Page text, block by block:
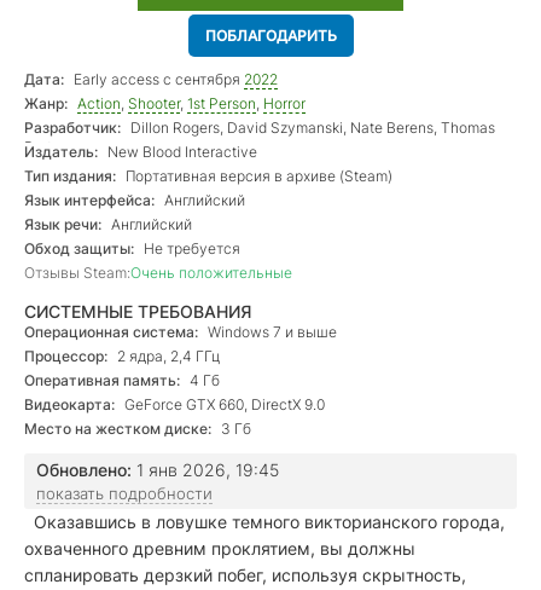
ПОБЛАГОДАРИТЬ
Дата: Early access с сентября 2022
Жанр: Action, Shooter, 1st Person, Horror
Разработчик: Dillon Rogers, David Szymanski, Nate Berens, Thomas
Porta
Издатель: New Blood Interactive
Тип издания: Портативная версия в архиве (Steam)
Язык интерфейса: Английский
Язык речи: Английский
Обход защиты: Не требуется
Отзывы Steam:Очень положительные
СИСТЕМНЫЕ ТРЕБОВАНИЯ
Операционная система: Windows 7 и выше
Процессор: 2 ядра, 2,4 ГГц
Оперативная память: 4 Гб
Видеокарта: GeForce GTX 660, DirectX 9.0
Место на жестком диске: 3 Гб
Обновлено: 1 янв 2026, 19:45
показать подробности
Оказавшись в ловушке темного викторианского города,
охваченного древним проклятием, вы должны
спланировать дерзкий побег, используя скрытность,